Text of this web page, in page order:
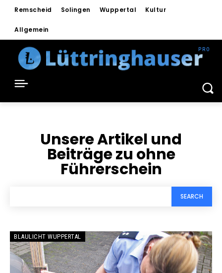
Remscheid Solingen Wuppertal Kultur
Allgemein
Unsere Artikel und
Beiträge zu ohne
Führerschein
SEARCH
BLAULICHT WUPPERTAL